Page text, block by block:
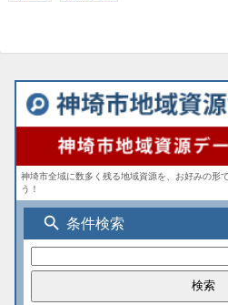
神埼市全域に数多く残る地域資源を、お好みの形
う！
search 条件検索